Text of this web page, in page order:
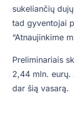
sukeliančių
tad gyventojai
“Atnaujinkime
Preliminariais
2,44 mln. eurų.
dar šią vasarą.